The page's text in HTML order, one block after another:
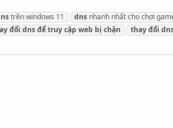
trên windows 11 dns nhanh nhất cho chơi
đổi dnsđểtruycập web bị chặn thayđổi